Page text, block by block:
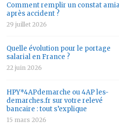
Comment remplir un constat
après accident ?
29 juillet 2026
Quelle évolution pour le portage
salarial en France ?
22 juin 2026
HPY*4APdemarche ou 4AP les-
demarches.fr sur votre relevé
bancaire : tout s’explique
15 mars 2026